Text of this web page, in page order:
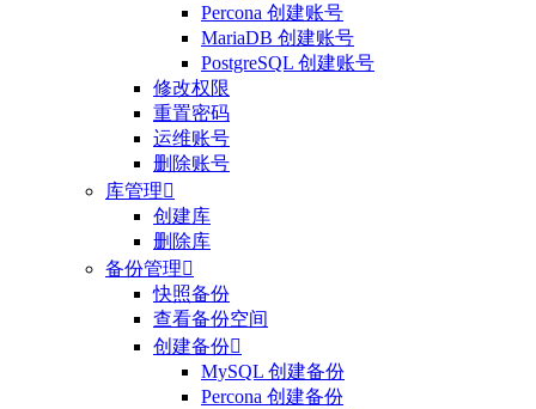
Percona 创建账号
MariaDB 创建账号
PostgreSQL 创建账号
修改权限
重置密码
运维账号
删除账号
库管理
创建库
删除库
备份管理
快照备份
查看备份空间
创建备份
MySQL 创建备份
Percona 创建备份